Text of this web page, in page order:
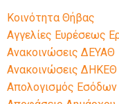
Kοινότητα Θήβας
Αγγελίες Ευρέσεως
Ανακοινώσεις ΔΕΥΑΘ
Ανακοινώσεις ΔΗΚΕΘ
Απολογισμός